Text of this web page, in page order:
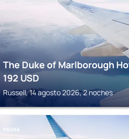
The Duke of Marlborough
192 USD
Russell, 14 agosto 2026, 2 noches
PAIHIA